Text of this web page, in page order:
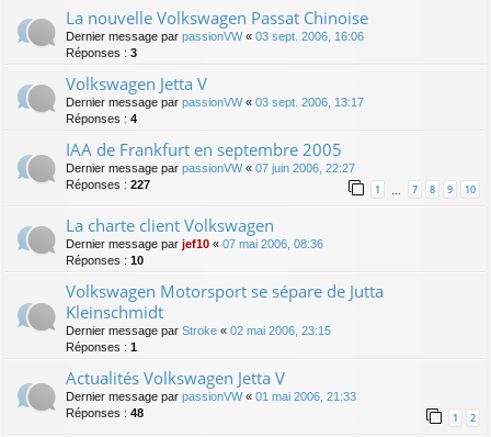
La nouvelle Volkswagen Passat Chinoise
Dernier message par passionVW« 03 sept. 2006, 16:06
Réponses : 3
Volkswagen Jetta V
Dernier message par passionVW« 03 sept. 2006, 13:17
Réponses : 4
IAA de Frankfurt en septembre 2005
Dernier message par passionVW« 07 juin 2006, 22:27
Réponses : 227 1 … 7 8 9 10
La charte client Volkswagen
Dernier message par jef10 « 07 mai 2006, 08:36
Réponses : 10
Volkswagen Motorsport se sépare de Jutta
Kleinschmidt
Dernier message par Stroke « 02 mai 2006, 23:15
Réponses : 1
Actualités Volkswagen Jetta V
Dernier message par passionVW« 01 mai 2006, 21:33
Réponses : 48 1 2